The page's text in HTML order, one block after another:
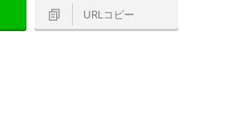
URLコピー